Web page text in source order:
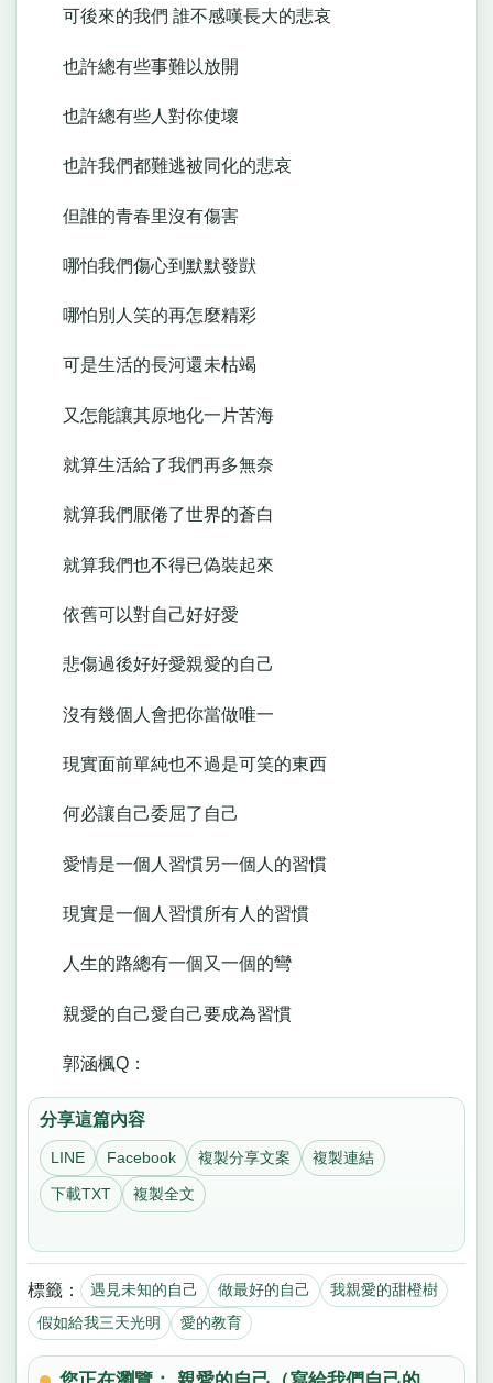
可後來的我們 誰不感嘆長大的悲哀
也許總有些事難以放開
也許總有些人對你使壞
也許我們都難逃被同化的悲哀
但誰的青春里沒有傷害
哪怕我們傷心到默默發獃
哪怕別人笑的再怎麼精彩
可是生活的長河還未枯竭
又怎能讓其原地化一片苦海
就算生活給了我們再多無奈
就算我們厭倦了世界的蒼白
就算我們也不得已偽裝起來
依舊可以對自己好好愛
悲傷過後好好愛親愛的自己
沒有幾個人會把你當做唯一
現實面前單純也不過是可笑的東西
何必讓自己委屈了自己
愛情是一個人習慣另一個人的習慣
現實是一個人習慣所有人的習慣
人生的路總有一個又一個的彎
親愛的自己愛自己要成為習慣
郭涵楓Q：
分享這篇內容
LINE Facebook 複製分享文案 複製連結
下載TXT 複製全文
標籤： 遇見未知的自己 做最好的自己
我親愛的甜橙樹
假如給我三天光明
愛的教育